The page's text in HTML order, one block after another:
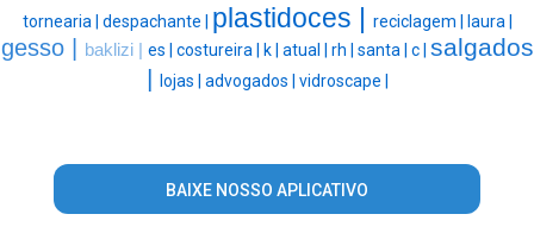
tornearia | despachante | plastidoces | reciclagem | laura |
gesso | baklizi | es | costureira | k | atual | rh | santa | c | salgados
|
lojas | advogados | vidroscape |
BAIXE NOSSO APLICATIVO